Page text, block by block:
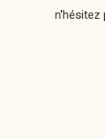
n'hésitez